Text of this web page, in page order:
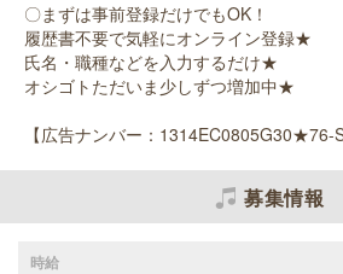
〇まずは事前登録だけでもOK！
履歴書不要で気軽にオンライン登録★
氏名・職種などを入力するだけ★
オシゴトただいま少しずつ増加中★
【広告ナンバー：1314EC0805G30★76-S
募集情報
時給